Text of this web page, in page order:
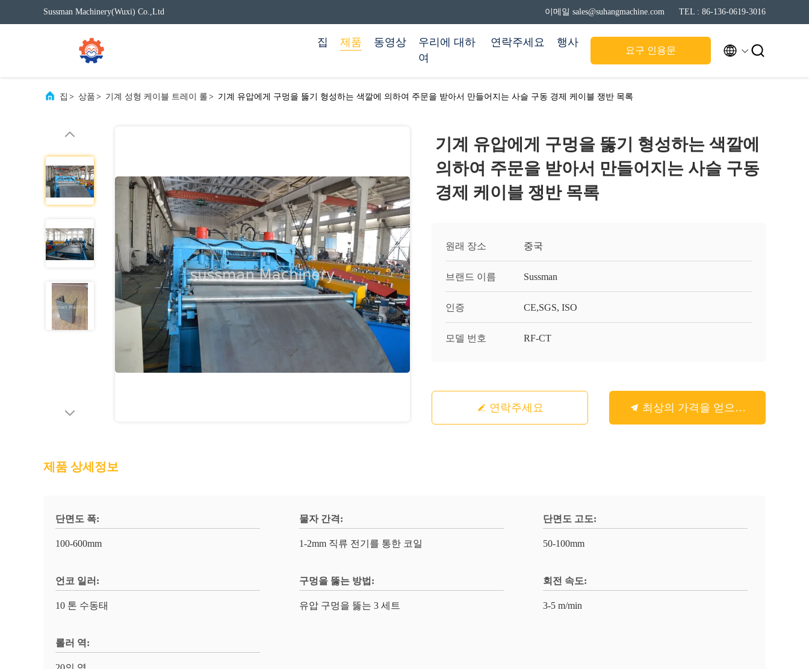
Sussman Machinery(Wuxi) Co.,Ltd 이메일 sales@suhangmachine.com TEL : 86-136-0619-3016
집 제품 동영상
우리에 대하
여
연락주세요 행사
요구 인용문  
집 > 상품 > 기계 성형 케이블 트레이 롤 > 기계 유압에게 구멍을 뚫기 형성하는 색깔에 의하여 주문을 받아서 만들어지는 사슬 구동 경제 케이블 쟁반 목록
기계 유압에게 구멍을 뚫기 형성하는 색깔에
의하여 주문을 받아서 만들어지는 사슬 구동
경제 케이블 쟁반 목록
원래 장소 중국
브랜드 이름 Sussman
인증 CE,SGS, ISO
모델 번호 RF-CT
연락주세요 최상의 가격을 얻으세요
제품 상세정보
단면도 폭:
100-600mm
물자 간격:
1-2mm 직류 전기를 통한 코일
단면도 고도:
50-100mm
언코 일러:
10 톤 수동태
구멍을 뚫는 방법:
유압 구멍을 뚫는 3 세트
회전 속도:
3-5 m/min
롤러 역: